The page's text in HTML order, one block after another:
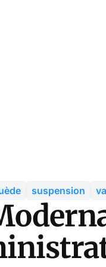
suspension